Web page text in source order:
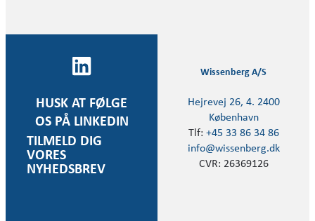
HUSK AT FØLGE
OS PÅ LINKEDIN
TILMELD DIG
VORES
NYHEDSBREV
Wissenberg A/S
Hejrevej 26, 4. 2400
København
Tlf: +45 33 86 34 86
info@wissenberg.dk
CVR: 26369126